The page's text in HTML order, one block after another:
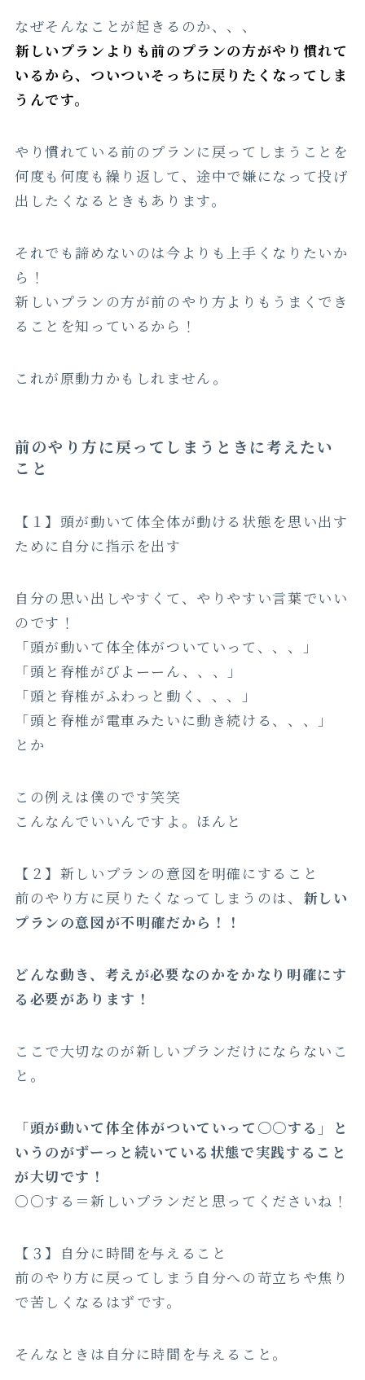
なぜそんなことが起きるのか、、、
新しいプランよりも前のプランの方がやり慣れて
いるから、ついついそっちに戻りたくなってしま
うんです。
やり慣れている前のプランに戻ってしまうことを
何度も何度も繰り返して、途中で嫌になって投げ
出したくなるときもあります。
それでも諦めないのは今よりも上手くなりたいか
ら！
新しいプランの方が前のやり方よりもうまくでき
ることを知っているから！
これが原動力かもしれません。
前のやり方に戻ってしまうときに考えたい
こと
【１】頭が動いて体全体が動ける状態を思い出す
ために自分に指示を出す
自分の思い出しやすくて、やりやすい言葉でいい
のです！
「頭が動いて体全体がついていって、、、」
「頭と脊椎がびよーーん、、、」
「頭と脊椎がふわっと動く、、、」
「頭と脊椎が電車みたいに動き続ける、、、」
とか
この例えは僕のです笑笑
こんなんでいいんですよ。ほんと
【２】新しいプランの意図を明確にすること
前のやり方に戻りたくなってしまうのは、 新しい
プランの意図が不明確だから！！
どんな動き、考えが必要なのかをかなり明確にす
る必要があります！
ここで大切なのが新しいプランだけにならないこ
と。
「頭が動いて体全体がついていって〇〇する」と
いうのがずーっと続いている状態で実践すること
が大切です！
〇〇する＝新しいプランだと思ってくださいね！
【３】自分に時間を与えること
前のやり方に戻ってしまう自分への苛立ちや焦り
で苦しくなるはずです。
そんなときは自分に時間を与えること。